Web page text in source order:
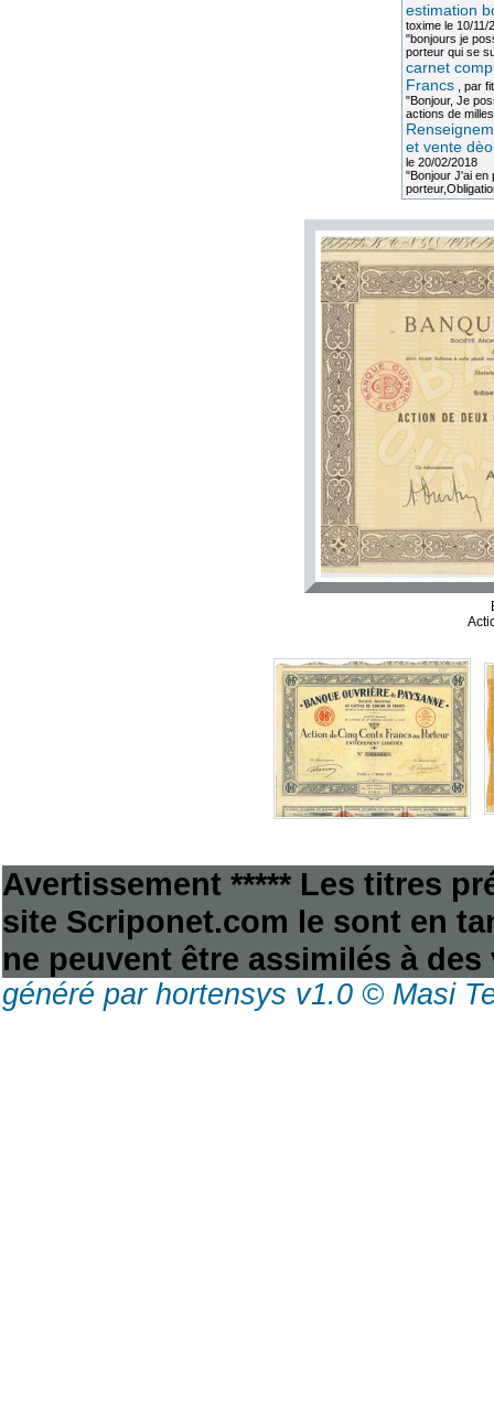
estimation
toximele 10/11/
"bonjours je
porteur qui se
carnet
Francs, par
"Bonjour, Je
actions de
et vente
le 20/02/2018
"Bonjour J'ai en
Avertissement ***** Les titres
site Scriponet.com le sont en
ne peuvent être assimilés à
généré par hortensys v1.0 © Masi